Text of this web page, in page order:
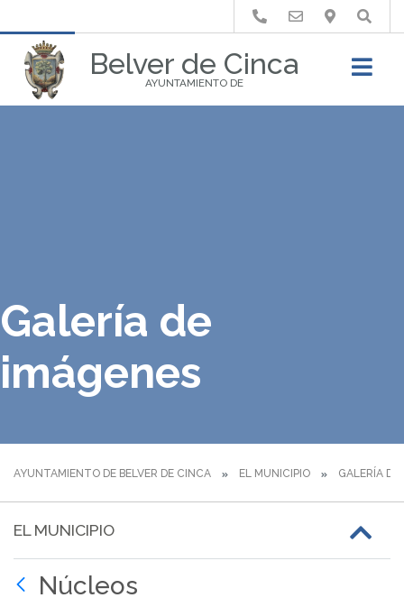
Belver de Cinca
AYUNTAMIENTO DE
Buscar
Galería de
imágenes
AYUNTAMIENTO DE BELVER DE CINCA EL MUNICIPIO GALERÍA DE
EL MUNICIPIO
Núcleos